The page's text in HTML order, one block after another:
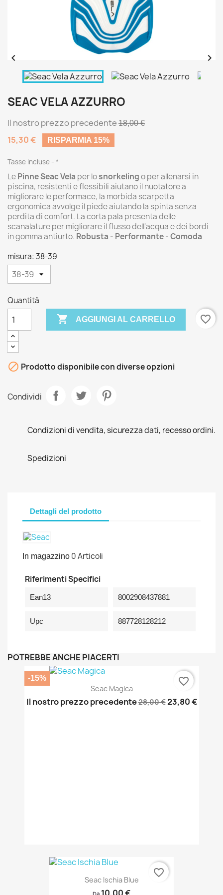
 
SEAC VELA AZZURRO
Il nostro prezzo precedente 18,00 €
15,30 € RISPARMIA 15%
Tasse incluse *
LePinne Seac Vela per losnorkelingo per allenarsi in
piscina, resistenti e flessibili aiutano il nuotatore a
migliorare le performace, la morbida scarpetta
ergonomica avvolge il piede aiutando la spinta senza
perdita di comfort. La corta pala presenta delle
scanalature per migliorare il flusso dell'acqua e dei bordi
in gomma antiurto. Robusta - Performante - Comoda
misura: 38-39
Quantità
 AGGIUNGI AL CARRELLO favorite_border
 Prodotto disponibile con diverse opzioni
Condividi
Condizioni di vendita, sicurezza dati, recesso ordini.
Spedizioni
Dettagli del prodotto
In magazzino 0 Articoli
Riferimenti Specifici
Ean13 8002908437881
Upc 887728128212
POTREBBE ANCHE PIACERTI
Seac Magica
Il nostro prezzo precedente28,00 €23,80 €
-15% favorite_border
Seac Ischia Blue
favorite_border